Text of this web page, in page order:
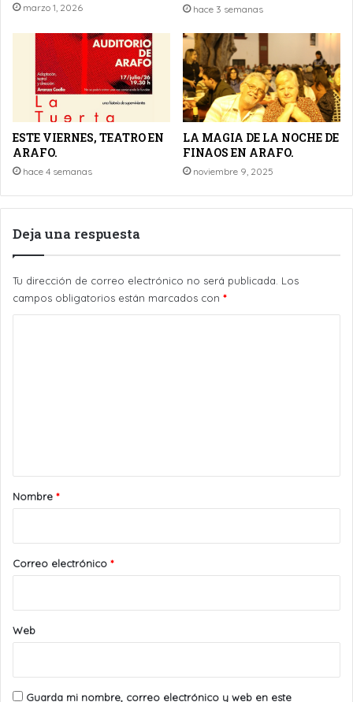
marzo 1, 2026 hace 3 semanas
ESTE VIERNES, TEATRO EN
ARAFO.
hace 4 semanas
LA MAGIA DE LA NOCHE DE
FINAOS EN ARAFO.
noviembre 9, 2025
Deja una respuesta
Tu dirección de correo electrónico no será publicada. Los
campos obligatorios están marcados con *
r
*
Nombre *
Correo electrónico *
Web
Guarda mi nombre, correo electrónico y web en este